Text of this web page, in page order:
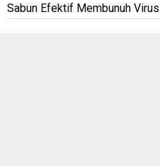
Sabun Efektif Membunuh